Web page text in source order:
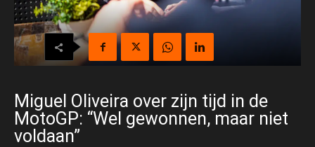
Miguel Oliveira over zijn tijd in de
MotoGP: “Wel gewonnen, maar niet
voldaan”